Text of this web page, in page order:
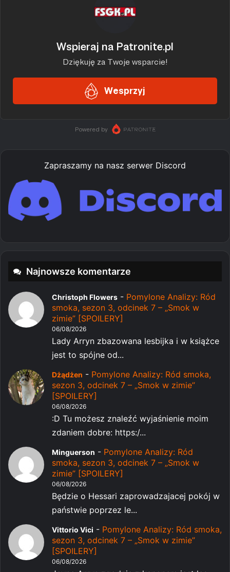
Zapraszamy na nasz serwer Discord
Najnowsze komentarze
Christoph Flowers - Pomylone Analizy: Ród
smoka, sezon 3, odcinek 7 – „Smok w
zimie” [SPOILERY]
06/08/2026
Lady Arryn zbazowana lesbijka i w książce
jest to spójne od...
Dżądżen - Pomylone Analizy: Ród smoka,
sezon 3, odcinek 7 – „Smok w zimie”
[SPOILERY]
06/08/2026
:D Tu możesz znaleźć wyjaśnienie moim
zdaniem dobre: https:/...
Minguerson - Pomylone Analizy: Ród
smoka, sezon 3, odcinek 7 – „Smok w
zimie” [SPOILERY]
06/08/2026
Będzie o Hessari zaprowadzajacej pokój w
państwie poprzez le...
Vittorio Vici - Pomylone Analizy: Ród smoka,
sezon 3, odcinek 7 – „Smok w zimie”
[SPOILERY]
06/08/2026